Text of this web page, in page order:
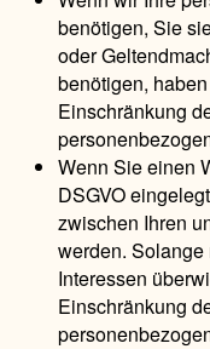
benötigen, Sie
oder
benötigen,
Einschränkung
Wenn Sie einen
DSGVO
zwischen Ihren
werden. Solange
Interessen
Einschränkung